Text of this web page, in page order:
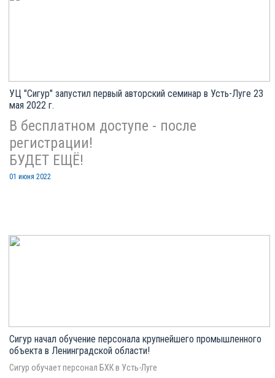
УЦ "Сигур" запустил первый авторский семинар в Усть-Луге 23
мая 2022 г.
В бесплатном доступе - после
регистрации!
БУДЕТ ЕЩЁ!
01 июня 2022
Сигур начал обучение персонала крупнейшего промышленного
объекта в Ленинградской области!
Сигур обучает персонал БХК в Усть-Луге